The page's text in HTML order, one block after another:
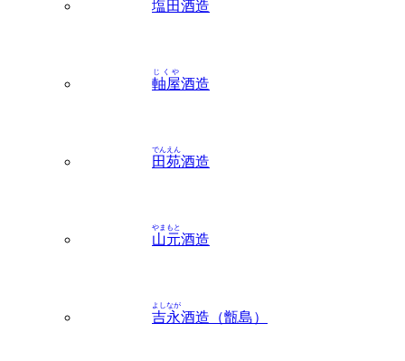
塩田酒造
軸屋
じくや
酒造
田苑
でんえん
酒造
山元
やまもと
酒造
吉永
よしなが
酒造（甑島）